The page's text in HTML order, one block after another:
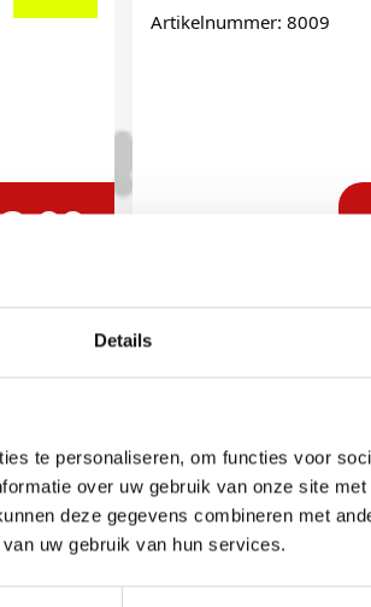
Details
te personaliseren, om functies voor
over uw gebruik van onze site
deze gegevens combineren met
uw gebruik van hun services.
Artikelnummer: 8009